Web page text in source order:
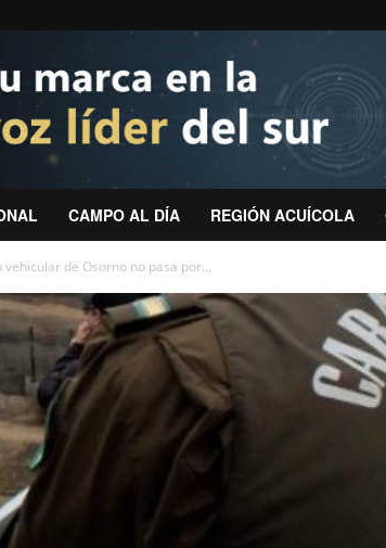
CAMPO AL DÍA REGIÓN ACUÍCOLA
de Osorno no pasa por...